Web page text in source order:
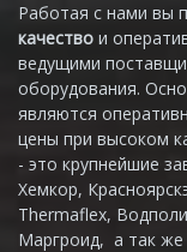
Работая с нами вы
качество и
ведущими
оборудования.
являются
цены при высоком
- это крупнейшие
Хемкор,
Thermaflex,
Маргроид, а так же